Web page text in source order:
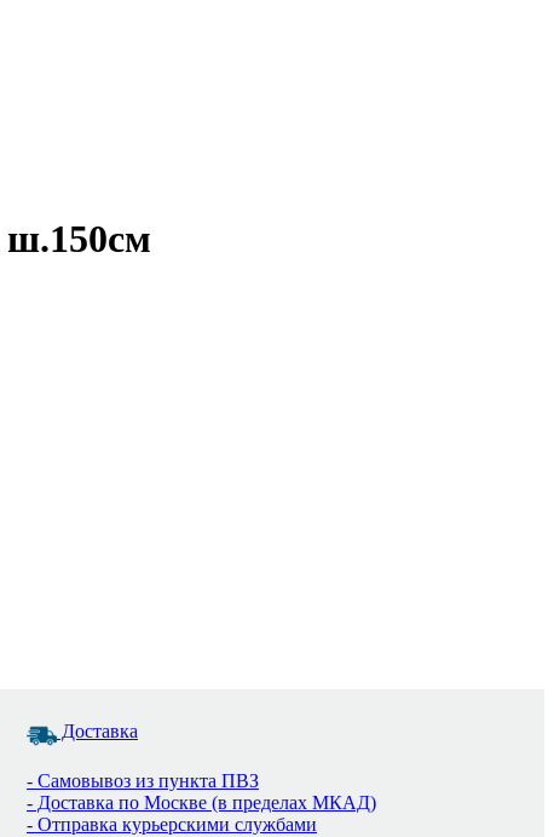
ш.150см
Доставка
- Самовывоз из пункта ПВЗ
- Доставка по Москве (в пределах МКАД)
- Отправка курьерскими службами